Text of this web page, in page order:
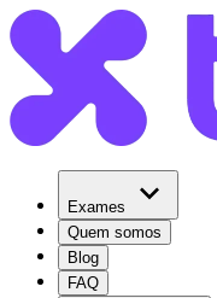
Exames
Quem somos
Blog
FAQ